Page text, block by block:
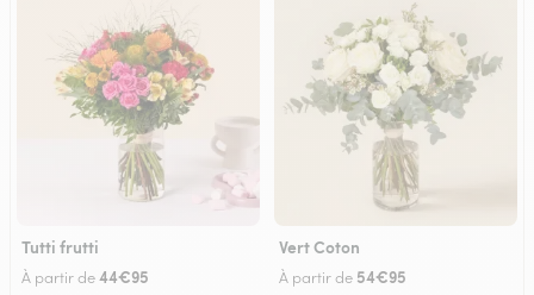
Tutti frutti
À partir de44€95
Vert Coton
À partir de 54€95